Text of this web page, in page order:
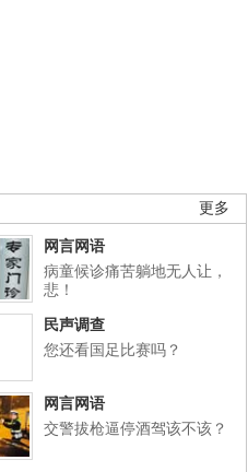
更多
网言网语
病童候诊痛苦躺地无人让，
悲！
民声调查
您还看国足比赛吗？
网言网语
交警拔枪逼停酒驾该不该？